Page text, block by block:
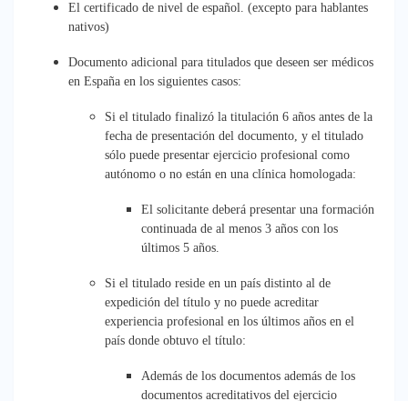
El certificado de nivel de español. (excepto para hablantes
nativos)
Documento adicional para titulados que deseen ser médicos
en España en los siguientes casos:
Si el titulado finalizó la titulación 6 años antes de la
fecha de presentación del documento, y el titulado
sólo puede presentar ejercicio profesional como
autónomo o no están en una clínica homologada:
El solicitante deberá presentar una formación
continuada de al menos 3 años con los
últimos 5 años.
Si el titulado reside en un país distinto al de
expedición del título y no puede acreditar
experiencia profesional en los últimos años en el
país donde obtuvo el título:
Además de los documentos además de los
documentos acreditativos del ejercicio